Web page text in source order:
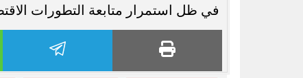
في ظل استمرار متابعة التطورات